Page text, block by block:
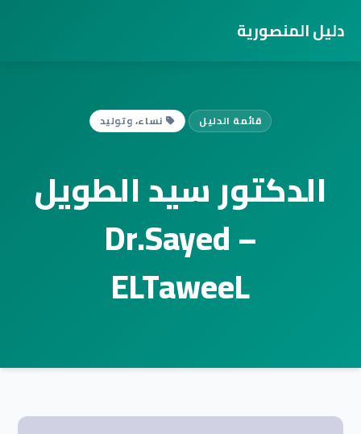
دليل المنصورية
قائمة الدليل نساء، وتوليد
الدكتور سيد الطويل
– Dr.Sayed
ELTaweeL